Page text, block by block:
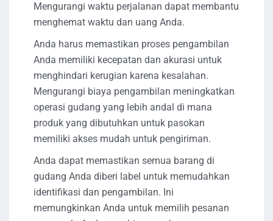
Mengurangi waktu perjalanan dapat membantu
menghemat waktu dan uang Anda.
Anda harus memastikan proses pengambilan
Anda memiliki kecepatan dan akurasi untuk
menghindari kerugian karena kesalahan.
Mengurangi biaya pengambilan meningkatkan
operasi gudang yang lebih andal di mana
produk yang dibutuhkan untuk pasokan
memiliki akses mudah untuk pengiriman.
Anda dapat memastikan semua barang di
gudang Anda diberi label untuk memudahkan
identifikasi dan pengambilan. Ini
memungkinkan Anda untuk memilih pesanan